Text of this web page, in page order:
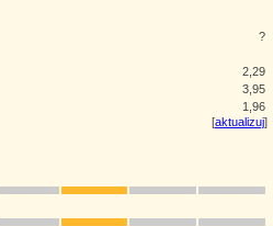
?
2,29
3,95
1,96
[aktualizuj]